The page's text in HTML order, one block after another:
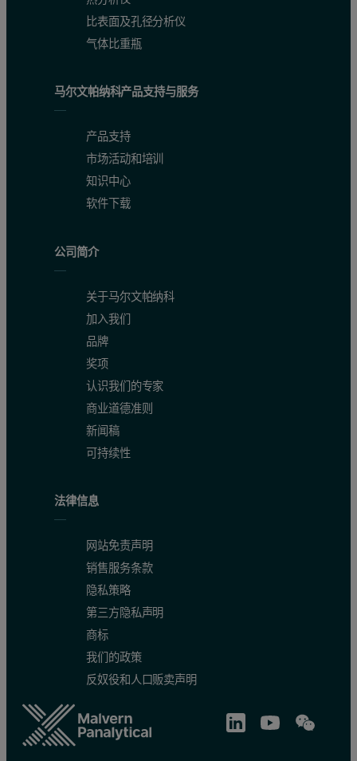
比表面及孔径分析仪
气体比重瓶
马尔文帕纳科产品支持与服务
产品支持
市场活动和培训
知识中心
软件下载
公司简介
关于马尔文帕纳科
加入我们
品牌
奖项
认识我们的专家
商业道德准则
新闻稿
可持续性
法律信息
网站免责声明
销售服务条款
隐私策略
第三方隐私声明
商标
我们的政策
反奴役和人口贩卖声明